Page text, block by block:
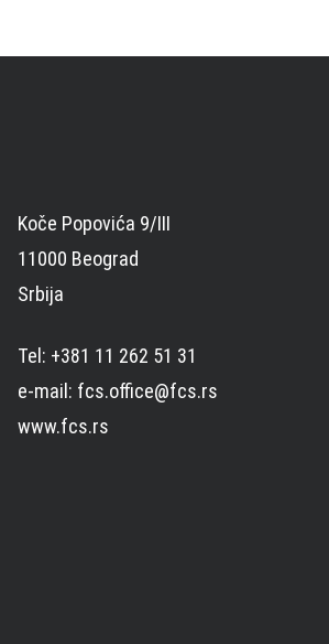
Koče Popovića 9/III
11000 Beograd
Srbija
Tel: +381 11 262 51 31
e-mail: fcs.office@fcs.rs
www.fcs.rs